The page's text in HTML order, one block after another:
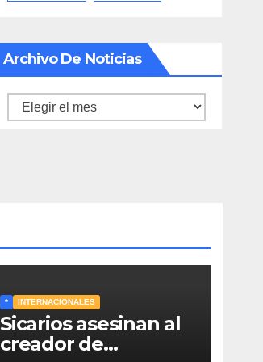
Archivo De Noticias
Archivo
* INTERNACIONALES
Sicarios asesinan al
creador de